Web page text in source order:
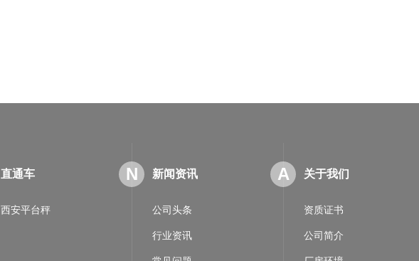
直通车
西安平台秤
N 新闻资讯
公司头条
行业资讯
A 关于我们
资质证书
公司简介